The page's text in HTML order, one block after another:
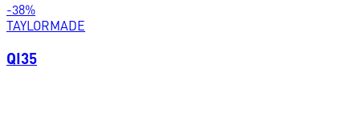
-38%
TAYLORMADE
QI35